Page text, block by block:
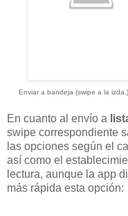
Enviar a bandeja (swipe a la
En cuanto al envío a
swipe correspondiente
las opciones según el
así como el
lectura, aunque la app
más rápida esta opción: